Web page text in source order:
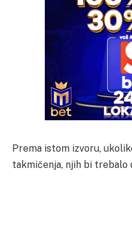
Prema istom izvoru,
takmičenja, njih bi trebalo